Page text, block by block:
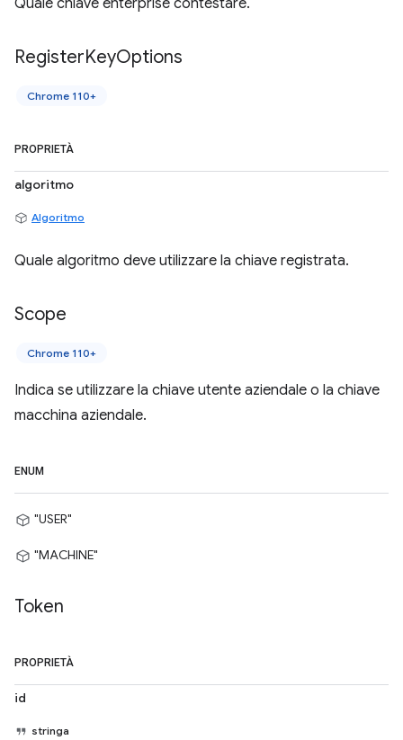
Quale chiave enterprise contestare.
RegisterKeyOptions
Chrome 110+
PROPRIETÀ
algoritmo
Algoritmo
Quale algoritmo deve utilizzare la chiave registrata.
Scope
Chrome 110+
Indica se utilizzare la chiave utente aziendale o la chiave
macchina aziendale.
ENUM
"USER"
"MACHINE"
Token
PROPRIETÀ
id
stringa